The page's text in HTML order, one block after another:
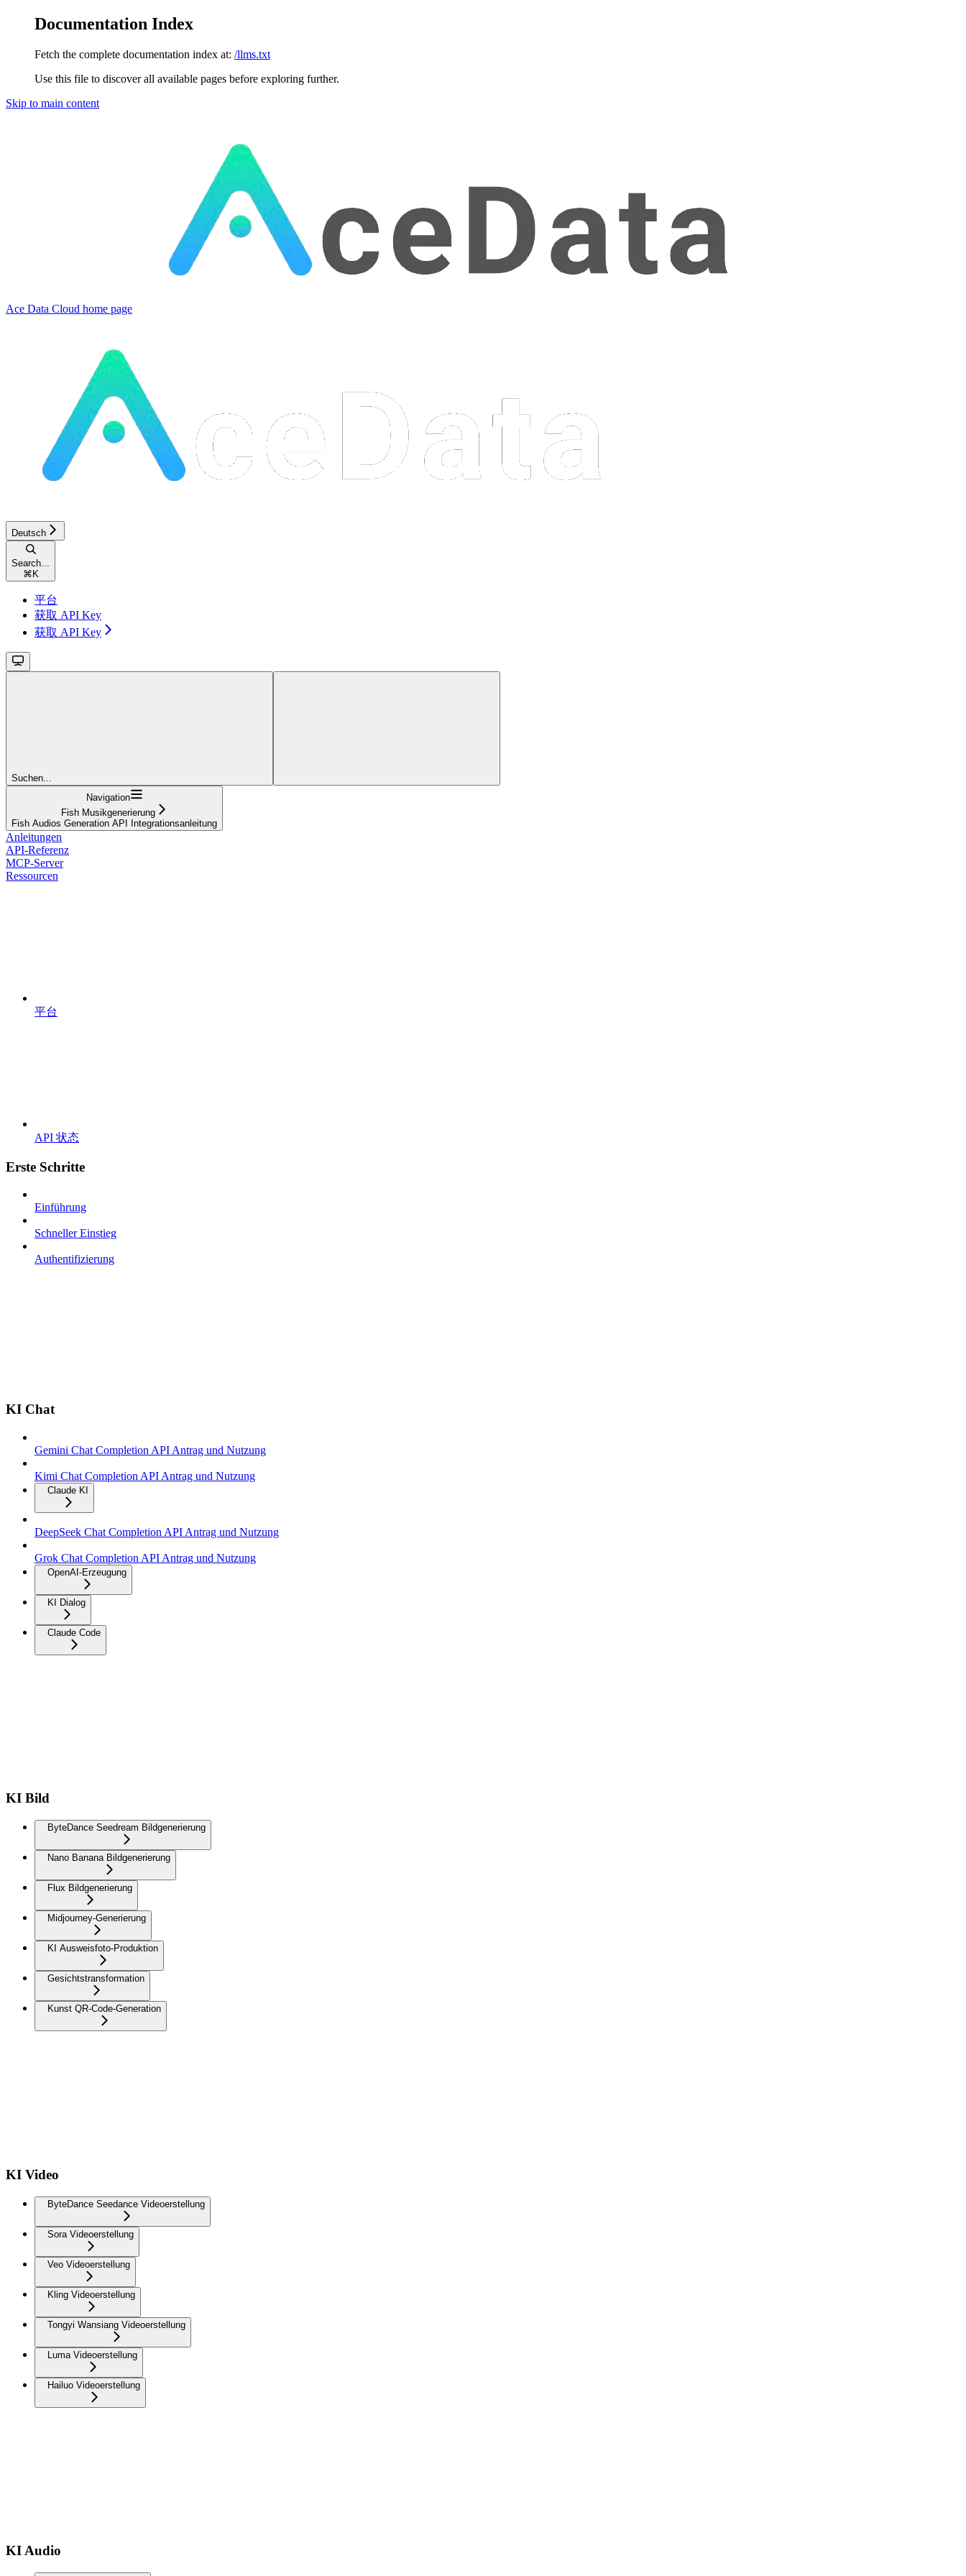
Documentation Index
Fetch the complete documentation index at: /llms.txt
Use this file to discover all available pages before exploring further.
Skip to main content
Ace Data Cloud home page
Deutsch
Search...
⌘ K
平台
获取 API Key
获取 API Key
Suchen...
Navigation
Fish Musikgenerierung
Fish Audios Generation API Integrationsanleitung
Anleitungen
API-Referenz
MCP-Server
Ressourcen
平台
API 状态
Erste Schritte
Einführung
Schneller Einstieg
Authentifizierung
KI Chat
Gemini Chat Completion API Antrag und Nutzung
Kimi Chat Completion API Antrag und Nutzung
Claude KI
DeepSeek Chat Completion API Antrag und Nutzung
Grok Chat Completion API Antrag und Nutzung
OpenAI-Erzeugung
KI Dialog
Claude Code
KI Bild
ByteDance Seedream Bildgenerierung
Nano Banana Bildgenerierung
Flux Bildgenerierung
Midjourney-Generierung
KI Ausweisfoto-Produktion
Gesichtstransformation
Kunst QR-Code-Generation
KI Video
ByteDance Seedance Videoerstellung
Sora Videoerstellung
Veo Videoerstellung
Kling Videoerstellung
Tongyi Wansiang Videoerstellung
Luma Videoerstellung
Hailuo Videoerstellung
KI Audio